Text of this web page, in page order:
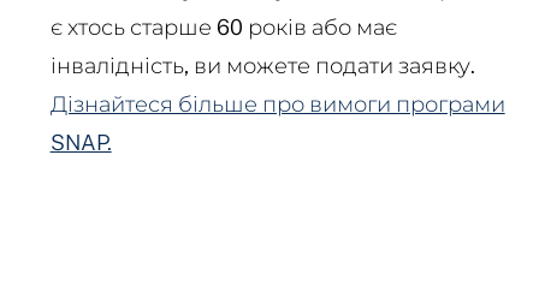
є хтось старше 60 років або має
інвалідність, ви можете подати заявку.
Дізнайтеся більше про вимоги програми
SNAP.